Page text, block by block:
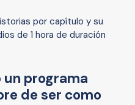
por capítulo y su
de 1 hora de duración
programa
de ser como